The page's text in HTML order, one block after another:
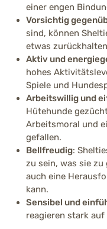
Merkmale
Herkunft
Körperliche
Kleiner bis
elegantem,
dichtes Fell
Unterwolle.
Höhe / Größe
einer engen
Vorsichtig
sind, können
etwas
Aktiv und
hohes
Spiele und
Arbeitswillig und
Hütehunde
Arbeitsmoral und
gefallen.
Bellfreudig:
zu sein, was sie zu
auch eine
kann.
Sensibel und
reagieren stark